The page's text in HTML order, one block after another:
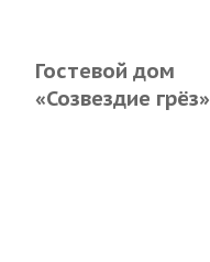
Гостевой дом
«Созвездие грёз»